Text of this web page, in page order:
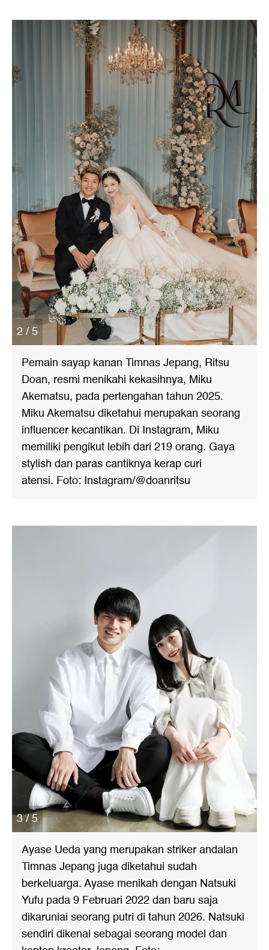
2 / 5
Pemain sayap kanan Timnas Jepang, Ritsu
Doan, resmi menikahi kekasihnya, Miku
Akematsu, pada pertengahan tahun 2025.
Miku Akematsu diketahui merupakan seorang
influencer kecantikan. Di Instagram, Miku
memiliki pengikut lebih dari 219 orang. Gaya
stylish dan paras cantiknya kerap curi
atensi. Foto: Instagram/@doanritsu
3 / 5
Ayase Ueda yang merupakan striker andalan
Timnas Jepang juga diketahui sudah
berkeluarga. Ayase menikah dengan Natsuki
Yufu pada 9 Februari 2022 dan baru saja
dikaruniai seorang putri di tahun 2026. Natsuki
sendiri dikenal sebagai seorang model dan